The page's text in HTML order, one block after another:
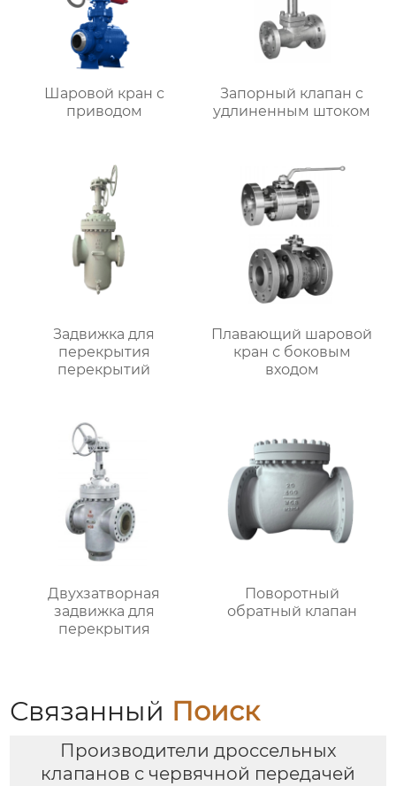
Шаровой кран с
приводом
Запорный клапан с
удлиненным штоком
Задвижка для
перекрытия
перекрытий
Плавающий шаровой
кран с боковым
входом
Двухзатворная
задвижка для
перекрытия
Поворотный
обратный клапан
Связанный Поиск
Производители дроссельных
клапанов с червячной передачей